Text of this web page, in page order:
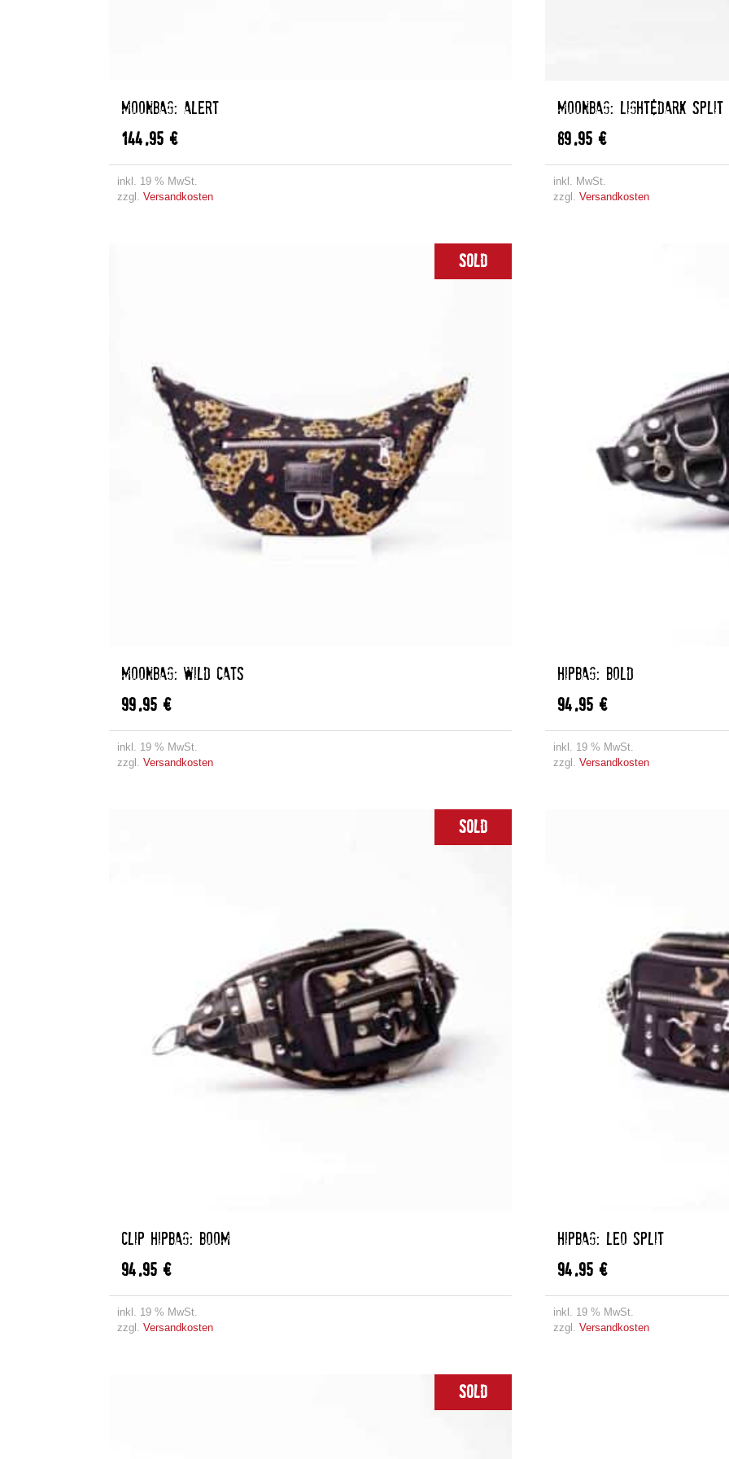
MOONBAG: ALERT
144,95€
inkl. 19 % MwSt.
zzgl.Versandkosten
MOONBAG: LIGHT&DARK SPLIT
89,95 €
inkl. MwSt.
zzgl. Versandkosten
Sold
MOONBAG: WILD CATS
99,95€
inkl. 19 % MwSt.
zzgl.Versandkosten
HIPBAG: BOLD
94,95 €
inkl. 19 % MwSt.
zzgl. Versandkosten
Sold
CLIP HIPBAG: BOOM
94,95€
inkl. 19 % MwSt.
zzgl.Versandkosten
HIPBAG: LEO SPLIT
94,95 €
inkl. 19 % MwSt.
zzgl. Versandkosten
Sold